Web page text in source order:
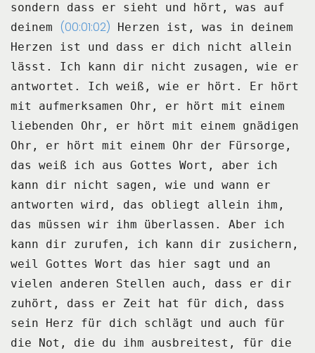
sondern dass er sieht und hört, was auf
deinem
(00:01:02)
Herzen ist, was in deinem
Herzen ist und dass er dich nicht allein
lässt.
Ich kann dir nicht zusagen, wie er
antwortet.
Ich weiß, wie er hört.
Er hört
mit aufmerksamen Ohr, er hört mit einem
liebenden Ohr, er hört mit einem gnädigen
Ohr, er hört mit einem Ohr der Fürsorge,
das weiß ich aus Gottes Wort, aber ich
kann
dir nicht sagen, wie und wann er
antworten wird, das obliegt allein ihm,
das müssen wir ihm überlassen.
Aber ich
kann dir zurufen, ich kann dir zusichern,
weil Gottes Wort das hier sagt und an
vielen
anderen Stellen auch, dass er dir
zuhört, dass er Zeit hat für dich, dass
sein Herz
für dich schlägt und auch für
die Not, die du ihm ausbreitest, für die